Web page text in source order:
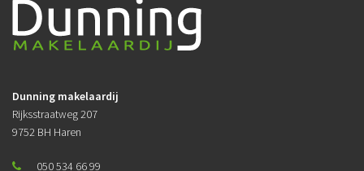
Dunning makelaardij
Rijksstraatweg 207
9752 BH Haren
050 534 66 99